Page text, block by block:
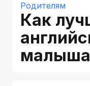
Родителям
Как